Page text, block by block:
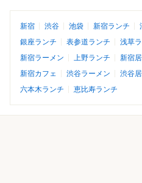
新宿 渋谷 池袋 新宿ランチ
銀座ランチ
表参道ランチ 浅草
新宿ラーメン
上野ランチ 新宿
新宿カフェ
渋谷ラーメン 渋谷
六本木ランチ
恵比寿ランチ